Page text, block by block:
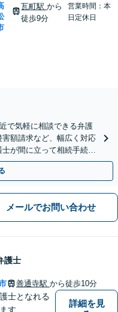
瓦町駅から
徒歩9分
営業時間：本
日定休日
で気軽に相談できる弁護
額請求など、幅広く対応
が間に立って相続手続き
・夜間対応】
メールでお問い合わせ
護士
善通寺駅 から徒歩10分
士となれる
す
詳細を見